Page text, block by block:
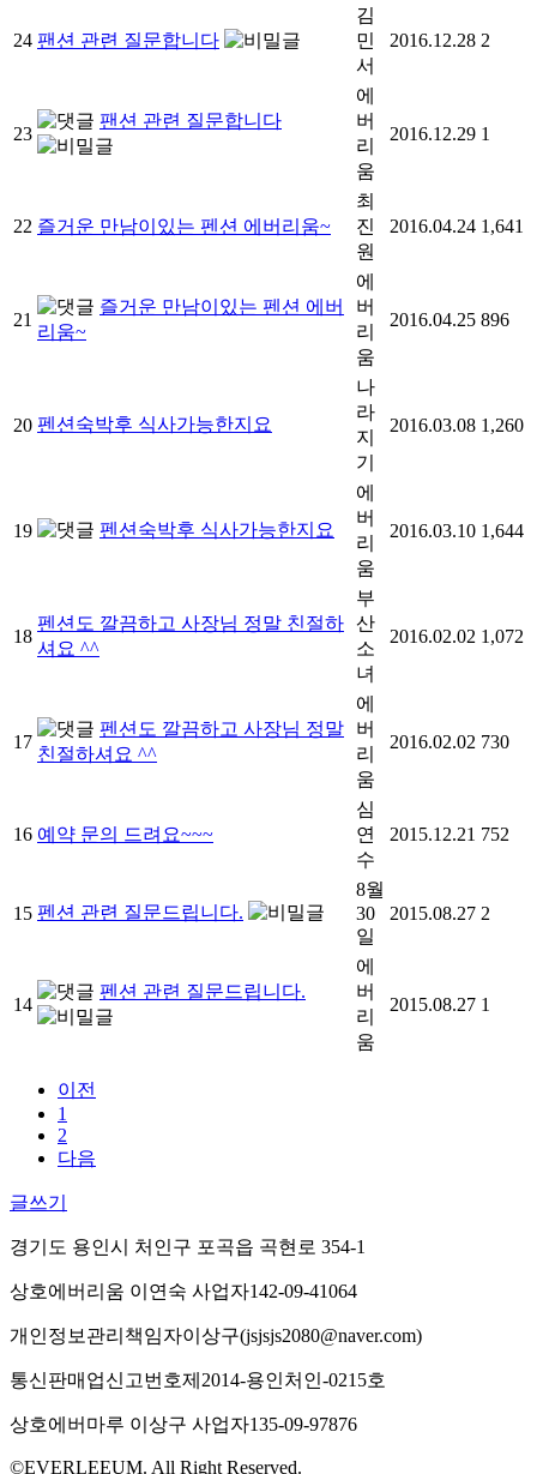
24 팬션 관련 질문합니다
김
민
서
2016.12.28 2
23
팬션 관련 질문합니다
에
버
리
움
2016.12.29 1
22 즐거운 만남이있는 펜션 에버리움~
최
진
원
2016.04.24 1,641
21
즐거운 만남이있는 펜션 에버
리움~
에
버
리
움
2016.04.25 896
20 펜션숙박후 식사가능한지요
나
라
지
기
2016.03.08 1,260
19 펜션숙박후 식사가능한지요
에
버
리
움
2016.03.10 1,644
18
펜션도 깔끔하고 사장님 정말 친절하
셔요 ^^
부
산
소
녀
2016.02.02 1,072
17
펜션도 깔끔하고 사장님 정말
친절하셔요 ^^
에
버
리
움
2016.02.02 730
16 예약 문의 드려요~~~
심
연
수
2015.12.21 752
15 펜션 관련 질문드립니다.
8월
30
일
2015.08.27 2
14
펜션 관련 질문드립니다.
에
버
리
움
2015.08.27 1
이전
1
2
다음
글쓰기
경기도 용인시 처인구 포곡읍 곡현로 354-1
상호에버리움 이연숙 사업자142-09-41064
개인정보관리책임자이상구(jsjsjs2080@naver.com)
통신판매업신고번호제2014-용인처인-0215호
상호에버마루 이상구 사업자135-09-97876
©EVERLEEUM. All Right Reserved.